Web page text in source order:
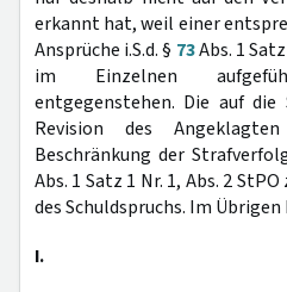
erkannt hat, weil einer
Ansprüche i.S.d. § 73Abs. 1
im Einzelnen
entgegenstehen. Die auf die
Revision des
Beschränkung der
Abs. 1 Satz 1 Nr. 1, Abs. 2
des Schuldspruchs. Im
I.